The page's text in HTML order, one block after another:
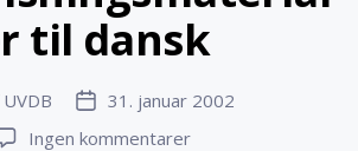
til dansk
UVDB Indlægsdato
31. januar 2002
Ingen kommentarertil